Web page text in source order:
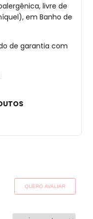
livre de
em Banho de
de garantia com
QUERO AVALIAR